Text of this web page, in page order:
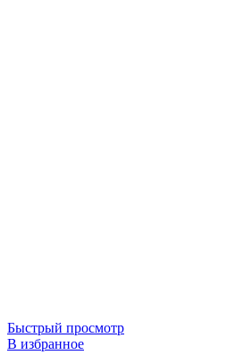
Быстрый просмотр
В избранное